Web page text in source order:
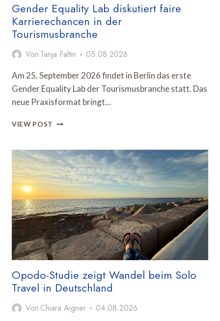
Gender Equality Lab diskutiert faire
Karrierechancen in der
Tourismusbranche
Von Tanja Faltin 05.08.2026
Am 25. September 2026 findet in Berlin das erste
Gender Equality Lab der Tourismusbranche statt. Das
neue Praxisformat bringt…
VIEW POST GENDER
DISKUTIERT
FAIRE
KARRIERECHANCEN
IN
DER
TOURISMUSBRANCHE
Opodo-Studie zeigt Wandel beim Solo
Travel in Deutschland
Von Chiara Aigner 04.08.2026